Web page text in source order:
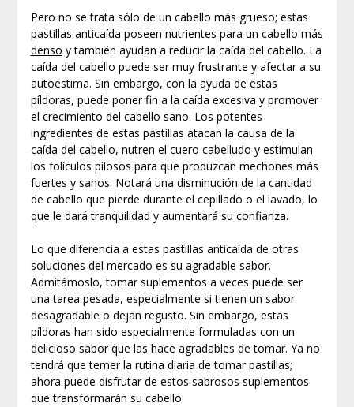
Pero no se trata sólo de un cabello más grueso; estas
pastillas anticaída poseen nutrientes para un cabello más
denso y también ayudan a reducir la caída del cabello. La
caída del cabello puede ser muy frustrante y afectar a su
autoestima. Sin embargo, con la ayuda de estas
píldoras, puede poner fin a la caída excesiva y promover
el crecimiento del cabello sano. Los potentes
ingredientes de estas pastillas atacan la causa de la
caída del cabello, nutren el cuero cabelludo y estimulan
los folículos pilosos para que produzcan mechones más
fuertes y sanos. Notará una disminución de la cantidad
de cabello que pierde durante el cepillado o el lavado, lo
que le dará tranquilidad y aumentará su confianza.
Lo que diferencia a estas pastillas anticaída de otras
soluciones del mercado es su agradable sabor.
Admitámoslo, tomar suplementos a veces puede ser
una tarea pesada, especialmente si tienen un sabor
desagradable o dejan regusto. Sin embargo, estas
píldoras han sido especialmente formuladas con un
delicioso sabor que las hace agradables de tomar. Ya no
tendrá que temer la rutina diaria de tomar pastillas;
ahora puede disfrutar de estos sabrosos suplementos
que transformarán su cabello.